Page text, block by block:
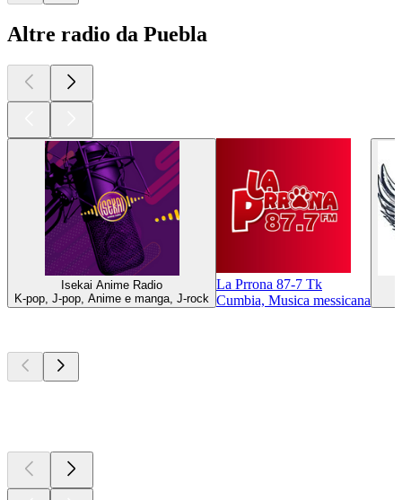
Altre radio da Puebla
Isekai Anime Radio
K-pop, J-pop, Anime e manga, J-rock
La Prrona 87-7 Tk
Cumbia, Musica messicana